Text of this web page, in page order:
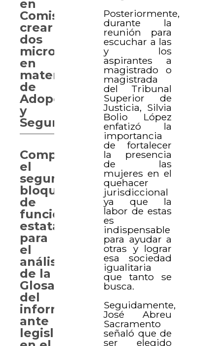
Posteriormente,
durante la
reunión para
escuchar a las
y los
aspirantes a
magistrado o
magistrada
del Tribunal
Superior de
Justicia, Silvia
Bolio López
enfatizó la
importancia
de fortalecer
la presencia
de las
mujeres en el
quehacer
jurisdiccional
ya que la
labor de estas
es
indispensable
para ayudar a
otras y lograr
esa sociedad
igualitaria
que tanto se
busca.
Seguidamente,
José Abreu
Sacramento
señaló que de
ser elegido
en
Comisión
crear
dos
micrositios
en
materia
de
Adopción
y
Seguridad
Comparece
el
segundo
bloque
de
funcionarios
estatales
para
el
análisis
de la
Glosa
del
informe,
ante
legisladores